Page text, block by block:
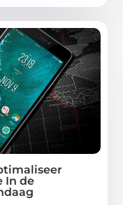
In de